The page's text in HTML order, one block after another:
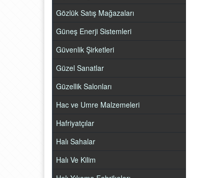
Gözlük Satış Mağazaları
Güneş Enerji Sistemleri
Güvenlik Şirketleri
Güzel Sanatlar
Güzellik Salonları
Hac ve Umre Malzemeleri
Hafriyatçılar
Halı Sahalar
Halı Ve Kilim